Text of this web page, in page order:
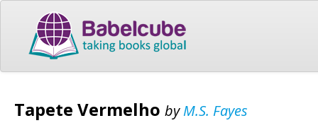
Tapete Vermelho byM.S. Fayes